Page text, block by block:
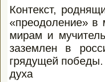
Контекст,
«преодоление» в
мирам и
заземлен в
грядущей
духа